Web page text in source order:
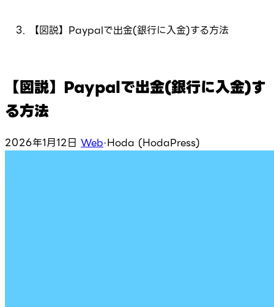
【図説】Paypalで出金(銀行に入金)する方法
【図説】Paypalで出金(銀行に入金)す
る方法
2026年1月12日 Web·Hoda (HodaPress)